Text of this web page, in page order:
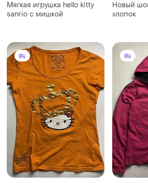
Мягкая игрушка hello kitty
sanrio с мишкой
Новый
хлопок